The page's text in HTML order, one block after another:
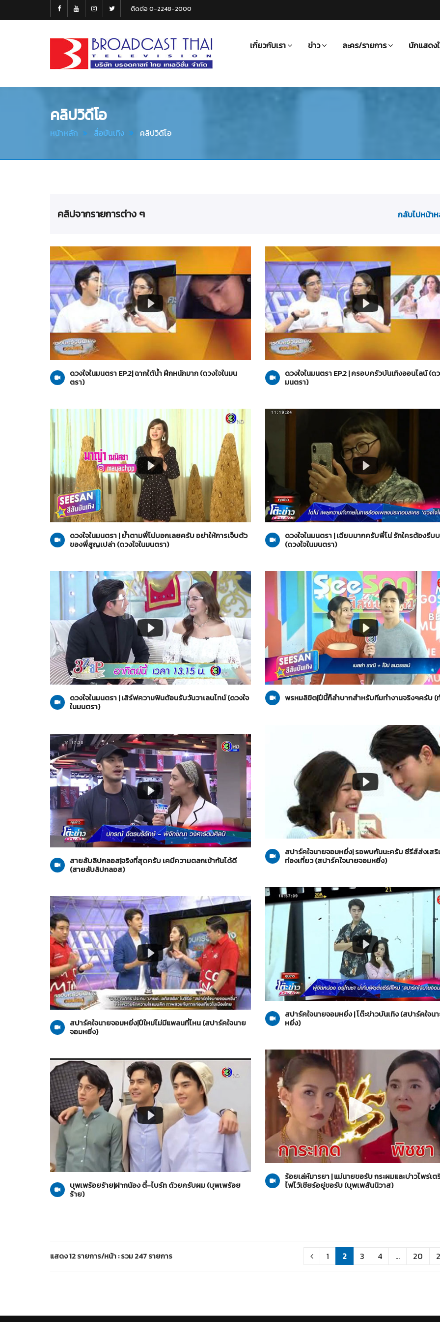
ติดต่อ 0-2248-2000
Thai
เกี่ยวกับเรา ข่าว ละคร/รายการ นักแสดง
คลิปวิดีโอ
หน้าหลัก สื่อบันเทิง คลิปวิดีโอ
กลับไปหน้า
คลิปจากรายการต่าง ๆ
28-01-2564
ดวงใจในมนตรา
ดวงใจในมนตรา EP.2| ฉากใต้น้ำ ฝึกหนักมาก (ดวงใจในมน
ตรา)
28-01-2564
ดวงใจในมนตรา
ดวงใจในมนตรา EP.2 | ครอบครัวบันเทิงออนไลน์ (ดว
มนตรา)
21-01-2564
ดวงใจในมนตรา
ดวงใจในมนตรา | ย้ำตามพี่โน่บอกเลยครับ อย่าให้การเจ็บตัว
ของพี่สูญเปล่า (ดวงใจในมนตรา)
21-01-2564
ดวงใจในมนตรา
ดวงใจในมนตรา | เฉียบมากครับพี่โน่ รักใครต้องรีบ
(ดวงใจในมนตรา)
14-01-2564
ดวงใจในมนตรา
ดวงใจในมนตรา | เสิร์ฟความฟินต้อนรับวันวาเลนไทน์ (ดวงใจ
ในมนตรา)
16-12-2563
ทั่วไป
พรหมลิขิต|ปีนี้ก็ลำบากสำหรับทีมทำงานจริงๆครับ (
29-11-2563
สปาร์คใจนายจอมหยิ่ง
สปาร์คใจนายจอมหยิ่ง| รอพบกันนะครับ ซีรีส์ส่งเสริ
ท่องเที่ยว (สปาร์คใจนายจอมหยิ่ง)
05-11-2563
สายลับลิปกลอส
สายลับลิปกลอส|จริงที่สุดครับ เคมีความตลกเข้ากันได้ดี
(สายลับลิปกลอส)
04-11-2563
สปาร์คใจนายจอมหยิ่ง
สปาร์คใจนายจอมหยิ่ง | โต๊ะข่าวบันเทิง (สปาร์คใจน
หยิ่ง)
02-11-2563
สปาร์คใจนายจอมหยิ่ง
สปาร์คใจนายจอมหยิ่ง|ปีใหม่ไม่มีแพลนที่ไหน (สปาร์คใจนาย
จอมหยิ่ง)
05-10-2563
บุพเพสันนิวาส
ร้อยเล่ห์มารยา | แม่นายขอรับ กระผมและบ่าวไพร่เ
ไฟไว้เชียร์อยู่ขอรับ (บุพเพสันนิวาส)
03-10-2563
บุพเพร้อยร้าย
บุพเพร้อยร้าย|ฝากน้อง ตี๋-ไบร์ท ด้วยครับผม (บุพเพร้อย
ร้าย)
แสดง 12 รายการ/หน้า : รวม 247 รายการ 1 2 3 4 ... 20